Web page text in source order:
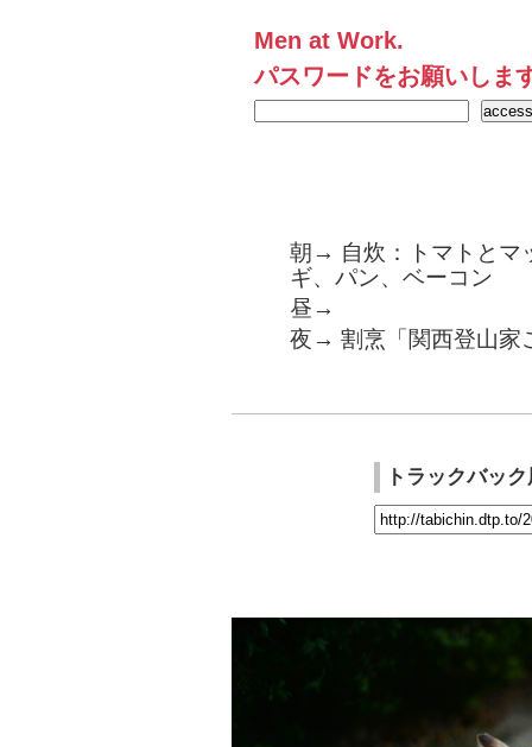
Men at Work.
パスワードをお願いしま
朝→ 自炊：トマトとマ
ギ、パン、ベーコン
昼→
夜→ 割烹「関西登山家
トラックバッ